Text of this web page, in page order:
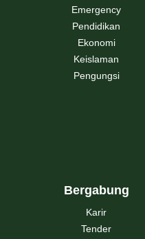
Emergency
Pendidikan
Ekonomi
Keislaman
Pengungsi
Bergabung
Karir
Tender